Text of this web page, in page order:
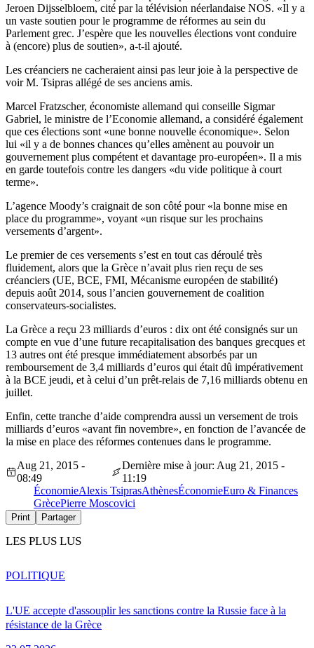
Jeroen Dijsselbloem, cité par la télévision néerlandaise NOS. «Il y a
un vaste soutien pour le programme de réformes au sein du
Parlement grec. J’espère que les nouvelles élections vont conduire
à (encore) plus de soutien», a-t-il ajouté.
Les créanciers ne cacheraient ainsi pas leur joie à la perspective de
voir M. Tsipras allégé de ses anciens amis.
Marcel Fratzscher, économiste allemand qui conseille Sigmar
Gabriel, le ministre de l’Economie allemand, a considéré également
que ces élections sont «une bonne nouvelle économique». Selon
lui «il y a de bonnes chances qu’elles amènent au pouvoir un
gouvernement plus compétent et davantage pro-européen». Il a mis
en garde toutefois contre les dangers «du vide politique à court
terme».
L’agence Moody’s craignait de son côté pour «la bonne mise en
place du programme», voyant «un risque sur les prochains
versements d’argent».
Le premier de ces versements s’est en tout cas déroulé très
fluidement, alors que la Grèce n’avait plus rien reçu de ses
créanciers (UE, BCE, FMI, Mécanisme européen de stabilité)
depuis août 2014, sous l’ancien gouvernement de coalition
conservateurs-socialistes.
La Grèce a reçu 23 milliards d’euros : dix ont été consignés sur un
compte en vue d’une future recapitalisation des banques grecques et
13 autres ont été presque immédiatement absorbés par un
remboursement de 3,4 milliards d’euros qui était dû impérativement
à la BCE jeudi, et à celui d’un prêt-relais de 7,16 milliards obtenu en
juillet.
Enfin, cette tranche d’aide comprendra aussi un versement de trois
milliards d’euros «avant fin novembre», en fonction de l’avancée de
la mise en place des réformes contenues dans le programme.
Aug 21, 2015 -
08:49
Dernière mise à jour: Aug 21, 2015 -
11:19
ÉconomieAlexis TsiprasAthènesÉconomieEuro & Finances
GrècePierre Moscovici
Print Partager
LES PLUS LUS
L'UE accepte d'assouplir les sanctions contre la Russie face à la
résistance de la Grèce
POLITIQUE